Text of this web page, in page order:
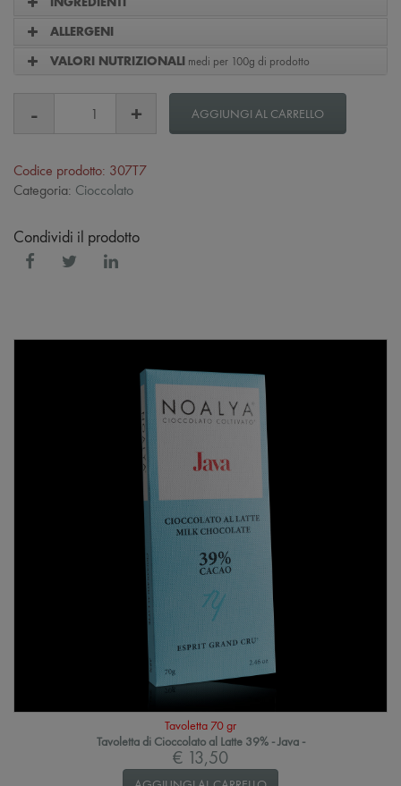
ALLERGENI
VALORI NUTRIZIONALI medi per 100g di prodotto
AGGIUNGI AL CARRELLO
Codice prodotto: 307T7
Categoria: Cioccolato
Condividi il prodotto
Tavoletta 70 gr
Tavoletta di Cioccolato al Latte 39% - Java -
€ 13,50